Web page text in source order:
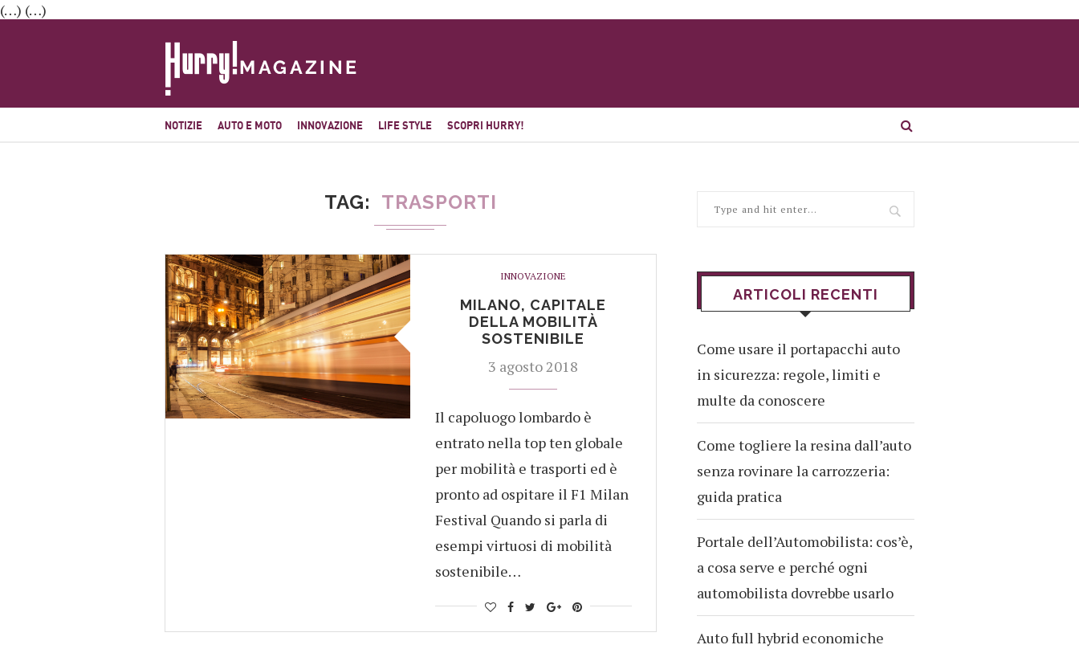
(…) (…)
NOTIZIE AUTO E MOTO INNOVAZIONE LIFE STYLE SCOPRI HURRY!
TAG TRASPORTI
INNOVAZIONE
MILANO, CAPITALE
DELLA MOBILITÀ
SOSTENIBILE
3 agosto 2018
Il capoluogo lombardo è
entrato nella top ten globale
per mobilità e trasporti ed è
pronto ad ospitare il F1 Milan
Festival Quando si parla di
esempi virtuosi di mobilità
sostenibile…
ARTICOLI RECENTI
Come usare il portapacchi auto
in sicurezza: regole, limiti e
multe da conoscere
Come togliere la resina dall’auto
senza rovinare la carrozzeria:
guida pratica
Portale dell’Automobilista: cos’è,
a cosa serve e perché ogni
automobilista dovrebbe usarlo
Auto full hybrid economiche